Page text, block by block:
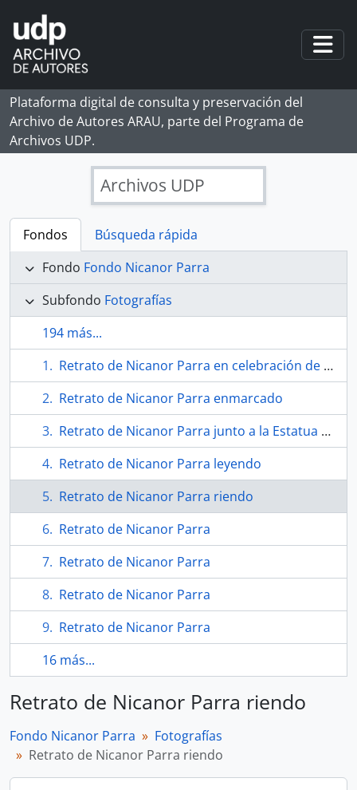
Skip to main content
Plataforma digital de consulta y preservación del
Archivo de Autores ARAU, parte del Programa de
Archivos UDP.
Archivos UDP
Fondos
Búsqueda rápida
Fondo Fondo Nicanor Parra
Subfondo Fotografías
194 más...
Retrato de Nicanor Parra en celebración de sus 80 años
Retrato de Nicanor Parra enmarcado
Retrato de Nicanor Parra junto a la Estatua de la Libertad
Retrato de Nicanor Parra leyendo
Retrato de Nicanor Parra riendo
Retrato de Nicanor Parra
Retrato de Nicanor Parra
Retrato de Nicanor Parra
Retrato de Nicanor Parra
16 más...
Retrato de Nicanor Parra riendo
Fondo Nicanor Parra
Fotografías
Retrato de Nicanor Parra riendo